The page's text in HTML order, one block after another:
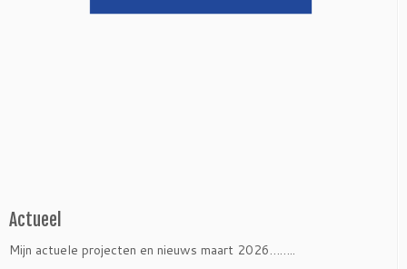
Actueel
Mijn actuele projecten en nieuws maart 2026……..